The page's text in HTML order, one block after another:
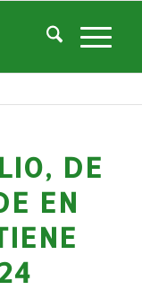
Cultura /
DE
EN